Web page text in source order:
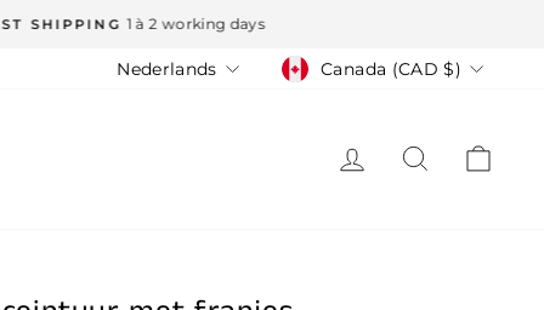
Taal
Nederlands ValutaCanada (CAD $)
LOG IN ZOEK